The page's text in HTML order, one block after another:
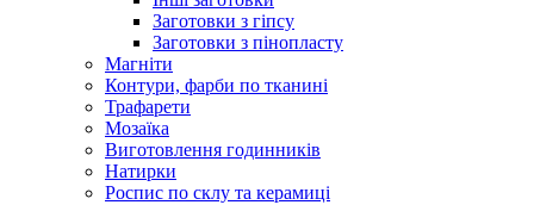
Заготовки з гіпсу
Заготовки з пінопласту
Магніти
Контури, фарби по тканині
Трафарети
Мозаїка
Виготовлення годинників
Натирки
Роспис по склу та керамиці